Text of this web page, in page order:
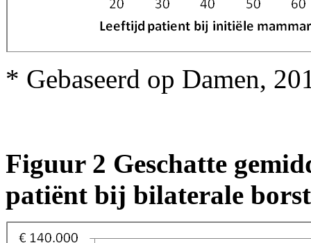
* Gebaseerd op Damen,
Figuur 2 Geschatte
patiënt bij bilaterale